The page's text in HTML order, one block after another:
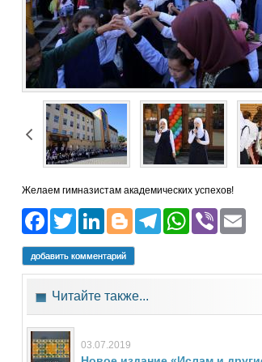
Желаем гимназистам академических успехов!
Facebook
Twitter
LinkedIn
Blogger
Telegram
Viber
добавить комментарий
Читайте также...
03.07.2019